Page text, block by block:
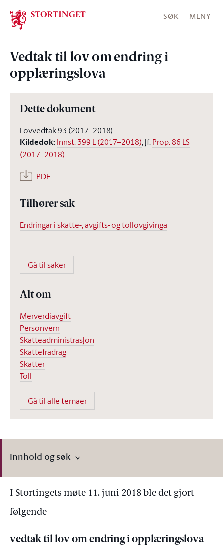
Stortinget.no
SØK MENY
Vedtak til lov om endring i
opplæringslova
Dette dokument
Lovvedtak 93 (2017–2018)
Kildedok: Innst. 399 L (2017–2018), jf.Prop. 86 LS
(2017–2018)
PDF
Tilhører sak
Endringar i skatte-, avgifts- og tollovgivinga
Gå til saker
Alt om
Merverdiavgift
Personvern
Skatteadministrasjon
Skattefradrag
Skatter
Toll
Gå til alle temaer
Innhold og søk
I Stortingets møte 11. juni 2018 ble det gjort
følgende
vedtak til lov om endring i opplæringslova